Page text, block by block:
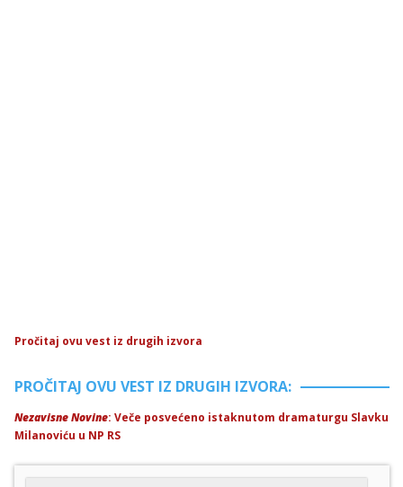
Pročitaj ovu vest iz drugih izvora
PROČITAJ OVU VEST IZ DRUGIH IZVORA:
Nezavisne Novine: Veče posvećeno istaknutom dramaturgu Slavku
Milanoviću u NP RS